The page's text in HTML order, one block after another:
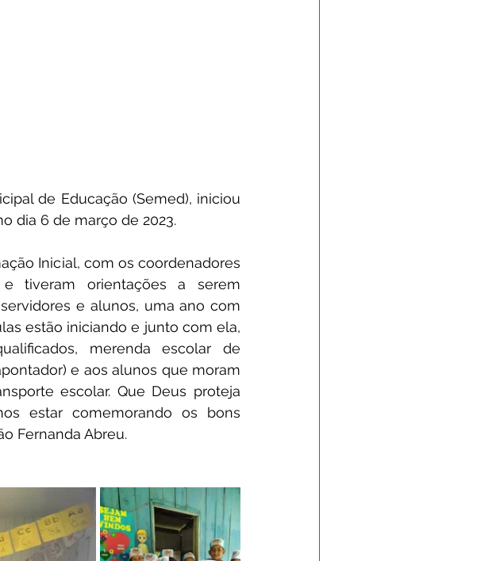
de Educação (Semed), iniciou
dia 6 de março de 2023.
Inicial, com os coordenadores
tiveram orientações a serem
e alunos, uma ano com
estão iniciando e junto com ela,
merenda escolar de
e aos alunos que moram
escolar. Que Deus proteja
estar comemorando os bons
Fernanda Abreu.